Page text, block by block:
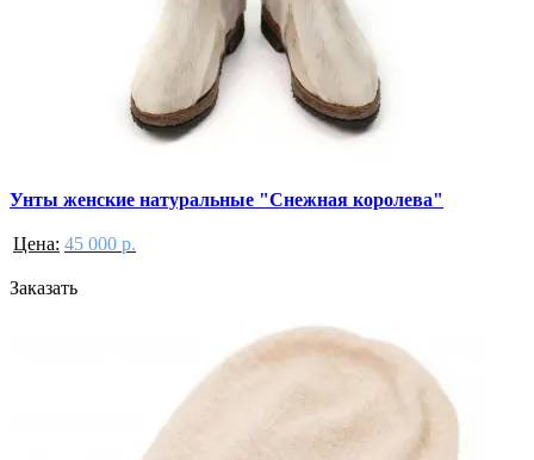
Унты женские натуральные "Снежная королева"
Цена: 45 000 р.
Заказать